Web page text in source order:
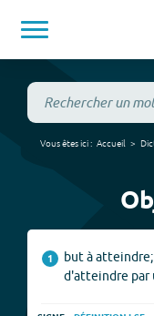
Vous êtes ici : Accueil
1
but à
d'atteindre par